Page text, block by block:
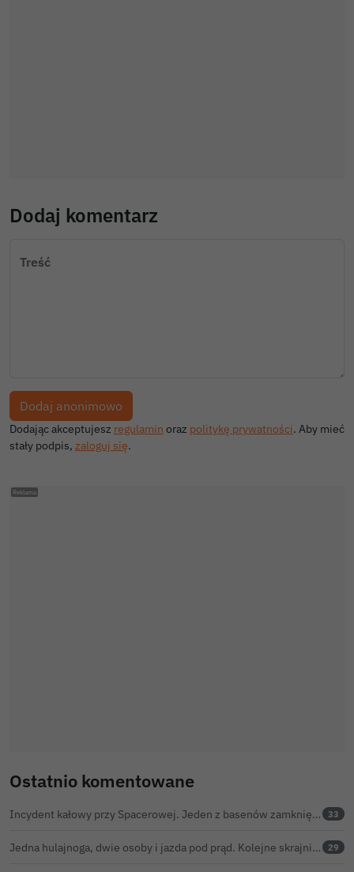
Ostatnio komentowane
Incydent kałowy przy Spacerowej. Jeden z basenów zamknięty do odwołania 33
Jedna hulajnoga, dwie osoby i jazda pod prąd. Kolejne skrajnie nieodpowiedzialne zachowanie na ulicach Bolesławca 29
Dodaj komentarz
Treść
Dodając akceptujesz regulamin oraz politykę prywatności. Aby mieć
stały podpis, zaloguj się.